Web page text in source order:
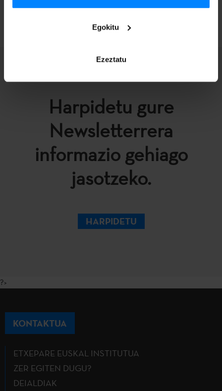
Egokitu
Ezeztatu
ITZULI
Harpidetu gure
Newsletterrera
informazio gehiago
jasotzeko.
HARPIDETU
?>
KONTAKTUA
ETXEPARE EUSKAL INSTITUTUA
ZER EGITEN DUGU?
DEIALDIAK